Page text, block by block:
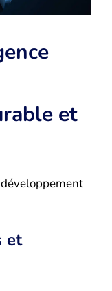
et
développement
et